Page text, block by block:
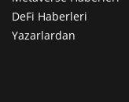
DeFi Haberleri
Yazarlardan